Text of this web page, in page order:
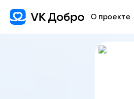
О проекте